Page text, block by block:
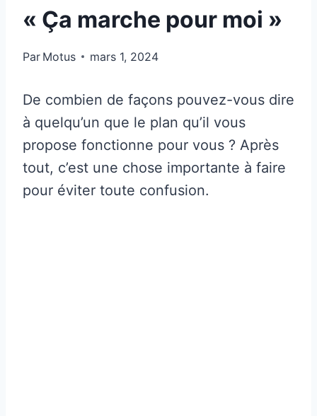
« Ça marche pour moi »
Par Motus mars 1, 2024
De combien de façons pouvez-vous dire
à quelqu’un que le plan qu’il vous
propose fonctionne pour vous ? Après
tout, c’est une chose importante à faire
pour éviter toute confusion.